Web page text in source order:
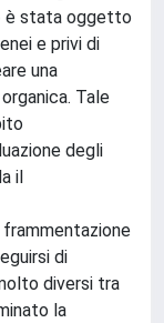
è stata oggetto
e privi di
una
Tale
degli
il
di
diversi tra
la